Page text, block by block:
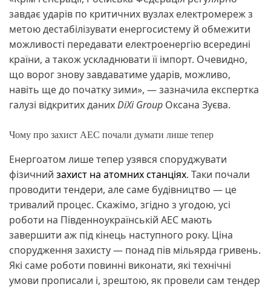
завдає ударів по критичних вузлах електромереж з
метою дестабілізувати енергосистему й обмежити
можливості передавати електроенергію всередині
країни, а також ускладнювати її імпорт. Очевидно,
що ворог знову завдаватиме ударів, можливо,
навіть ще до початку зими», — зазначила експертка
галузі відкритих данихDiXi Group Оксана Зуєва.
Чому про захист АЕС почали думати лише тепер
Енергоатом лише тепер узявся споруджувати
фізичний захист на атомних станціях. Таки почали
проводити тендери, але саме будівництво — це
тривалий процес. Скажімо, згідно з угодою, усі
роботи на Південноукраїнській АЕС мають
завершити аж під кінець наступного року. Ціна
спорудження захисту — понад пів мільярда гривень.
Які саме роботи повинні виконати, які технічні
умови прописали і, зрештою, як провели сам тендер